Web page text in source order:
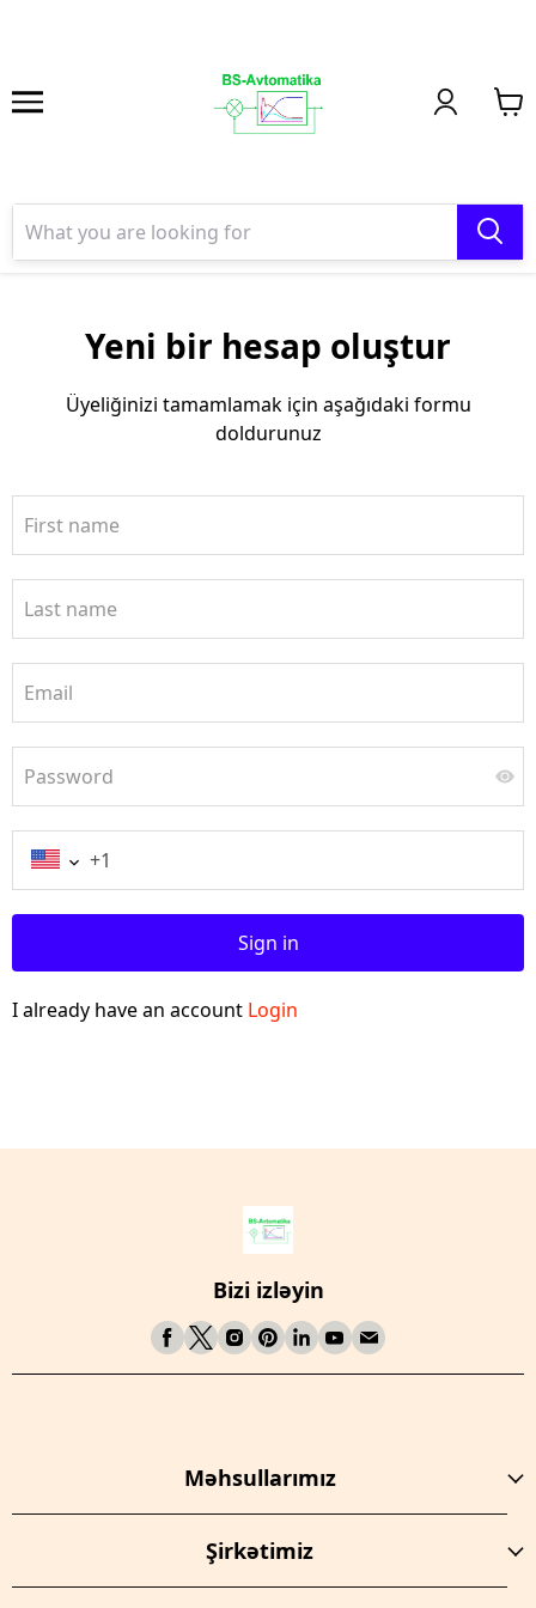
Yeni bir hesap oluştur
Üyeliğinizi tamamlamak için aşağıdaki formu
doldurunuz
First name
Last name
Email
Password
Sign in
I already have an account Login
Bizi izləyin
Məhsullarımız
Şirkətimiz